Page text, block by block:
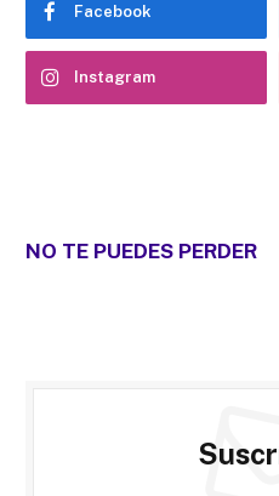
Facebook
Instagram
NO TE PUEDES PERDER